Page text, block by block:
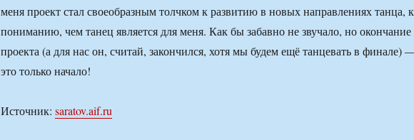
меня проект стал своеобразным толчком к развитию в новых направлениях танца, к
пониманию, чем танец является для меня. Как бы забавно не звучало, но окончание
проекта (а для нас он, считай, закончился, хотя мы будем ещё танцевать в финале)
это только начало!
Источник: saratov.aif.ru